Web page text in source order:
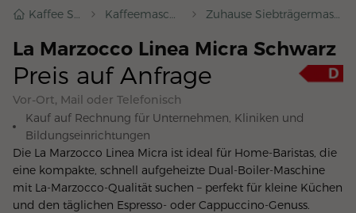
Zuhause Siebträgermaschinen
La Marzocco Linea Micra Schwarz
Preis auf Anfrage
Vor-Ort, Mail oder Telefonisch
Kauf auf Rechnung für Unternehmen, Kliniken und
Bildungseinrichtungen
Die La Marzocco Linea Micra ist ideal für Home-Baristas, die
eine kompakte, schnell aufgeheizte Dual-Boiler-Maschine
mit La-Marzocco-Qualität suchen – perfekt für kleine Küchen
und den täglichen Espresso- oder Cappuccino-Genuss.